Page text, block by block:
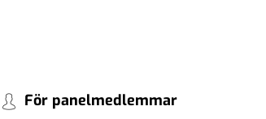
För panelmedlemmar